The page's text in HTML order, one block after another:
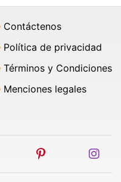
Contáctenos
Política de privacidad
Términos y Condiciones
Menciones legales
youtube pinterest